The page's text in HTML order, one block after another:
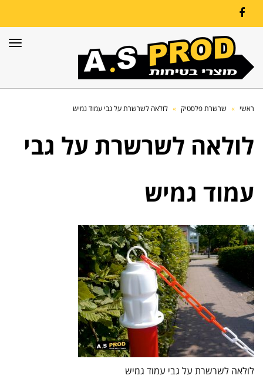
Facebook
ראשי » שרשרת פלסטיק » לולאה לשרשרת על גבי עמוד גמיש
לולאה לשרשרת על גבי
עמוד גמיש
לולאה לשרשרת על גבי עמוד גמיש